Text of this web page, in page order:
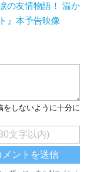
の友情物語！ 温か
』本予告映像